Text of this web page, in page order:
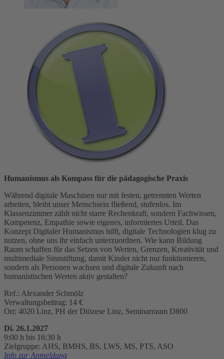
Humanismus als Kompass für die pädagogische Praxis
Während digitale Maschinen nur mit festen, getrennten Werten
arbeiten, bleibt unser Menschsein fließend, stufenlos. Im
Klassenzimmer zählt nicht starre Rechenkraft, sondern Fachwissen,
Kompetenz, Empathie sowie eigenes, informiertes Urteil. Das
Konzept Digitaler Humanismus hilft, digitale Technologien klug zu
nutzen, ohne uns ihr einfach unterzuordnen. Wie kann Bildung
Raum schaffen für das Setzen von Werten, Grenzen, Kreativität und
multimediale Sinnstiftung, damit Kinder nicht nur funktionieren,
sondern als Personen wachsen und digitale Zukunft nach
humanistischen Werten aktiv gestalten?
Ref.: Alexander Schmölz
Verwaltungsbeitrag: 14 €
Ort: 4020 Linz, PH der Diözese Linz, Seminarraum D800
Di. 26.1.2027
9:00 h bis 16:30 h
Zielgruppe: AHS, BMHS, BS, LWS, MS, PTS, ASO
Info zur Anmeldung